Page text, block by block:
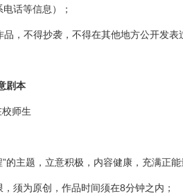
话等信息）；
不得抄袭，不得在其他地方公开发表
剧本
师生
主题，立意积极，内容健康，充满正能
为原创，作品时间须在8分钟之内；